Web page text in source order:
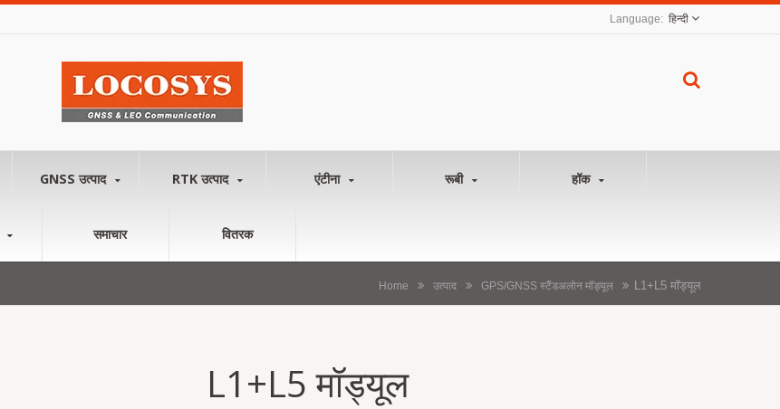
हिन्दी
GNSS उत्पाद RTK उत्पाद एंटीना रूबी हॉक
समाचार वितरक
Home उत्पाद GPS/GNSS स्टैंडअलोन मॉड्यूल L1+L5 मॉड्यूल
L1+L5 मॉड्यूल